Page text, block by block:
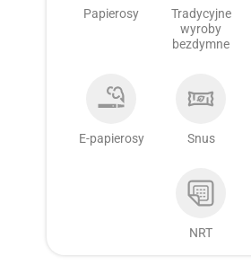
Papierosy
Tradycyjne
wyroby
bezdymne
E-papierosy Snus
NRT